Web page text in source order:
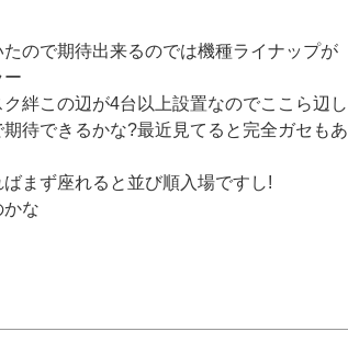
ので期待出来るのでは機種ライナップが
ー
絆この辺が4台以上設置なのでここら辺し
待できるかな?最近見てると完全ガセもあ
まず座れると並び順入場ですし!
かな